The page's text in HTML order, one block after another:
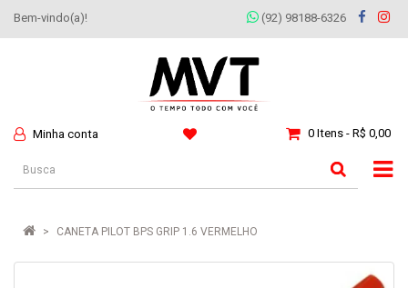
Bem-vindo(a)! (92) 98188-6326
Minha conta 0 Itens - R$ 0,00
CANETA PILOT BPS GRIP 1.6 VERMELHO